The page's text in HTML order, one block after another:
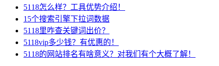
5118怎么样？工具优势介绍！
15个搜索引擎下拉词数据
5118里咋查关键词出价？
5118vip多少钱？有优惠的！
5118的网站排名有啥意义？对我们有个大概了解！